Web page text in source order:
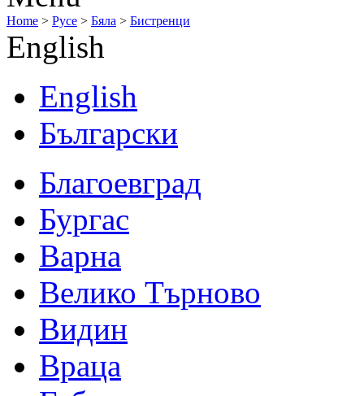
Home > Русе > Бяла > Бистренци
English
English
Български
Благоевград
Бургас
Варна
Велико Търново
Видин
Враца